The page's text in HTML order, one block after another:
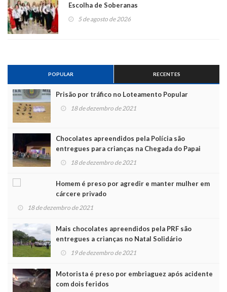
Escolha de Soberanas
5 de agosto de 2026
POPULAR RECENTES
Prisão por tráfico no Loteamento Popular
18 de dezembro de 2021
Chocolates apreendidos pela Polícia são
entregues para crianças na Chegada do Papai
Noel 18 de dezembro de 2021
Homem é preso por agredir e manter mulher em
cárcere privado
18 de dezembro de 2021
Mais chocolates apreendidos pela PRF são
entregues a crianças no Natal Solidário
19 de dezembro de 2021
Motorista é preso por embriaguez após acidente
com dois feridos